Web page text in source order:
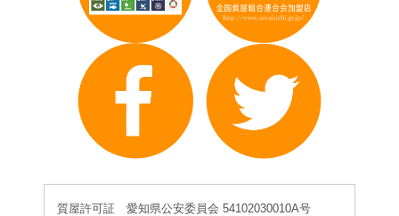
質屋許可証 愛知県公安委員会 54102030010A号